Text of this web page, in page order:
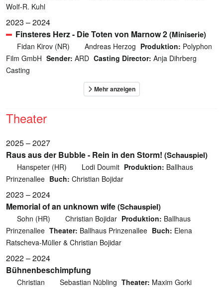
Wolf-R. Kuhl
2023 – 2024
Finsteres Herz - Die Toten von Marnow 2(Miniserie)
Fidan Kirov (NR) Andreas Herzog Produktion: Polyphon
Film GmbH Sender: ARD Casting Director: Anja Dihrberg
Casting
Theater
2025 – 2027
Raus aus der Bubble - Rein in den Storm! (Schauspiel)
Hanspeter (HR) Lodi Doumit Produktion: Ballhaus
Prinzenallee Buch: Christian Bojidar
2023 – 2024
Memorial of an unknown wife(Schauspiel)
Sohn (HR) Christian Bojidar Produktion: Ballhaus
Prinzenallee Theater: Ballhaus Prinzenallee Buch: Elena
Ratscheva-Müller & Christian Bojidar
2022 – 2024
Bühnenbeschimpfung
Christian Sebastian Nübling Theater: Maxim Gorki